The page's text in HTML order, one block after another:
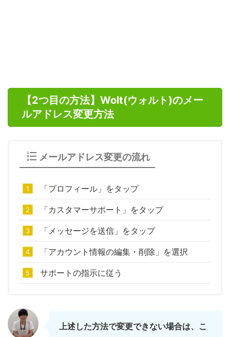
【2つ目の方法】Wolt(ウォルト)のメー
ルアドレス変更方法
メールアドレス変更の流れ
「プロフィール」をタップ
「カスタマーサポート」をタップ
「メッセージを送信」をタップ
「アカウント情報の編集・削除」を選択
サポートの指示に従う
上述した方法で変更できない場合は、こ